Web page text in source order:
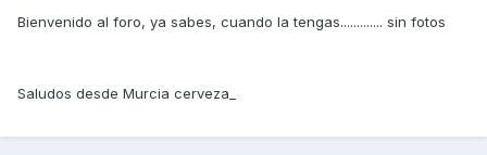
Bienvenido al foro, ya sabes, cuando la tengas............. sin fotos
Saludos desde Murcia cerveza_